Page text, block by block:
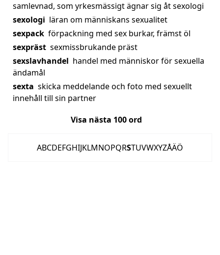
samlevnad, som yrkesmässigt ägnar sig åt sexologi
sexologi läran om människans sexualitet
sexpack förpackning med sex burkar, främst öl
sexpräst sexmissbrukande präst
sexslavhandel handel med människor för sexuella
ändamål
sexta skicka meddelande och foto med sexuellt
innehåll till sin partner
Visa nästa 100ord
ABCDEFGHIJKLMNOPQRSTUVWXYZÅÄÖ